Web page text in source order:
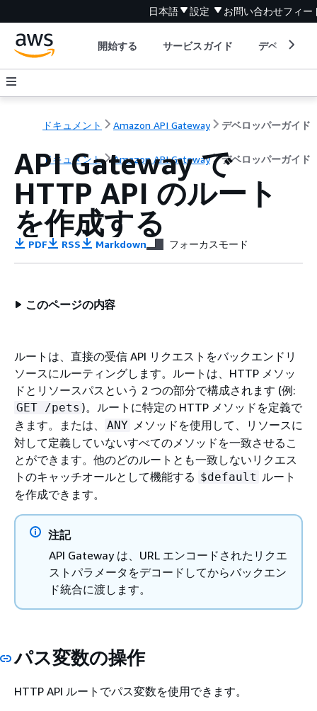
日本語 設定 お問い合わせフィー
開始する サービスガイド デベロッパ
ドキュメント Amazon API Gateway デベロッパーガイド
ドキュメント Amazon API Gateway デベロッパーガイド
API Gateway で
HTTP API のルート
を作成する
PDF RSS Markdown フォーカスモード
このページの内容
ルートは、直接の受信 API リクエストをバックエンドリ
ソースにルーティングします。ルートは、HTTP メソッ
ドとリソースパスという 2 つの部分で構成されます (例:
GET /pets )。ルートに特定の HTTP メソッドを定義で
きます。または、
ANY メソッドを使用して、リソースに
対して定義していないすべてのメソッドを一致させるこ
とができます。他のどのルートとも一致しないリクエス
トのキャッチオールとして機能する $default ルート
を作成できます。
注記
API Gateway は、URL エンコードされたリクエ
ストパラメータをデコードしてからバックエン
ド統合に渡します。
パス変数の操作
HTTP API ルートでパス変数を使用できます。